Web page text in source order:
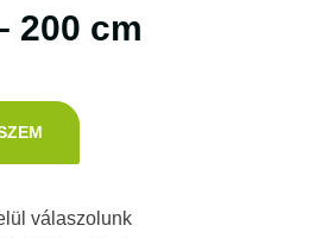
200 cm
válaszolunk